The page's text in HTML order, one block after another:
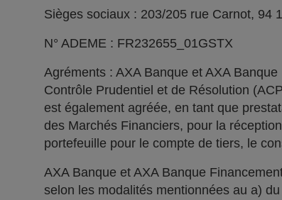
Sièges sociaux : 203/205 rue Carnot, 94
N° ADEME : FR232655_01GSTX
Agréments : AXA Banque et AXA
Contrôle Prudentiel et de Résolution
est également agréée, en tant que
des Marchés Financiers, pour la
portefeuille pour le compte de tiers, le
AXA Banque et AXA Banque
selon les modalités mentionnées au a)